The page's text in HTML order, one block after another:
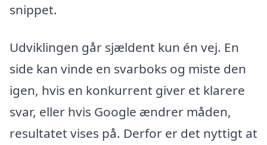
snippet.
Udviklingen går sjældent kun én vej. En
side kan vinde en svarboks og miste den
igen, hvis en konkurrent giver et klarere
svar, eller hvis Google ændrer måden,
resultatet vises på. Derfor er det nyttigt at